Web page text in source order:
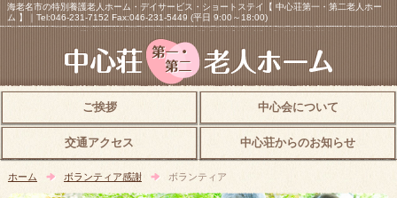
海老名市の特別養護老人ホーム・デイサービス・ショートステイ【 中心荘第一・第二老人ホー
ム 】｜Tel:046-231-7152 Fax:046-231-5449 (平日 9:00～18:00)
ご挨拶 中心会について
交通アクセス 中心荘からのお知らせ
ホーム ボランティア感謝 ボランティア